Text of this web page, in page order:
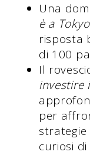
Una
è a
risposta
di 100
Il
investire
per
strategie
curiosi di